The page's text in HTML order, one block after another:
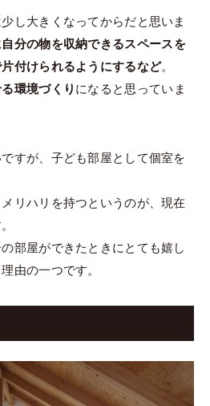
し大きくなってからだと思いま
分の物を収納できるスペースを
付けられるようにするなど。
環境づくり になると思っていま
すが、子ども部屋として個室を
リハリを持つというのが、現在
部屋ができたときにとても嬉し
由の一つです。